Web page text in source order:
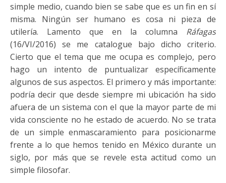
simple medio, cuando bien se sabe que es un fin en sí
misma. Ningún ser humano es cosa ni pieza de
utilería. Lamento que en la columna Ráfagas
(16/VI/2016) se me catalogue bajo dicho criterio.
Cierto que el tema que me ocupa es complejo, pero
hago un intento de puntualizar específicamente
algunos de sus aspectos. El primero y más importante:
podría decir que desde siempre mi ubicación ha sido
afuera de un sistema con el que la mayor parte de mi
vida consciente no he estado de acuerdo. No se trata
de un simple enmascaramiento para posicionarme
frente a lo que hemos tenido en México durante un
siglo, por más que se revele esta actitud como un
simple filosofar.